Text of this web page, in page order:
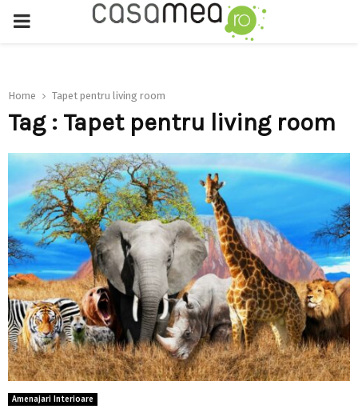
PRIMARY
Home Tapet pentru living room
Tag : Tapet pentru living room
Amenajari Interioare